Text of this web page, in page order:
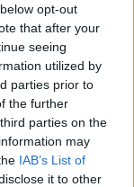
opt-out
that after your
seeing
utilized by
parties prior to
the further
parties on the
may
IAB’s List of
it to other
στέλνει
τη
αιχμηρός
η πρόταση